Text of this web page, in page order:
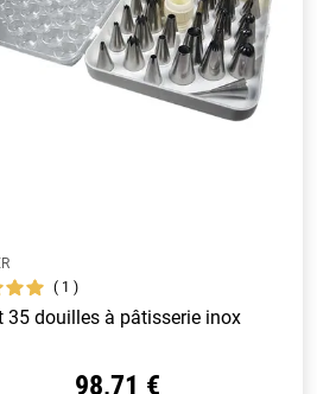
1
35 douilles à pâtisserie inox
98,71 €